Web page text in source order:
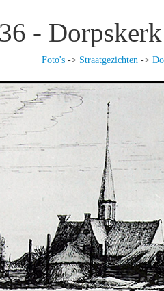
36 -
Foto's -> Straatgezichten ->